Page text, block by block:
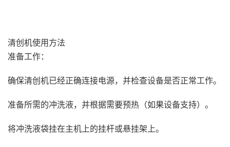
清创机使用方法
准备工作：
确保清创机已经正确连接电源，并检查设备是否正常工作。
准备所需的冲洗液，并根据需要预热（如果设备支持）。
将冲洗液袋挂在主机上的挂杆或悬挂架上。